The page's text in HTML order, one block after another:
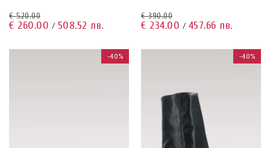
€ 520.00
€ 260.00 / 508.52 лв.
€ 390.00
€ 234.00 / 457.66 лв.
-40% -40%